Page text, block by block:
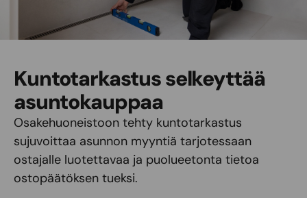
Kuntotarkastus selkeyttää
asuntokauppaa
Osakehuoneistoon tehty kuntotarkastus
sujuvoittaa asunnon myyntiä tarjotessaan
ostajalle luotettavaa ja puolueetonta tietoa
ostopäätöksen tueksi.